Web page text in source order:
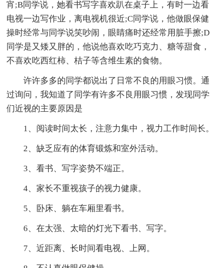
宵;B同学说，她看书写字喜欢趴在桌子上，有时一边看
电视一边写作业，离电视机很近;C同学说，他做眼保健
操时经常与同学说笑吵闹，眼睛痛时还经常用脏手擦;D
同学是又矮又胖的，他说他喜欢吃巧克力、糖等甜食，
不喜欢吃西红柿、桔子等含维生素的食物。
许许多多的同学都说出了日常不良的用眼习惯。通
过询问，我知道了同学有许多不良用眼习惯，发现同学
们近视的主要原因是
1、阅读时间太长，注意力集中，视力工作时间长。
2、缺乏应有的体育锻炼和室外活动。
3、看书、写字姿势不端正。
4、家长不重视孩子的视力健康。
5、卧床、躺在车厢里看书。
6、在太强、太暗的灯光下看书、写字。
7、近距离、长时间看电视、上网。